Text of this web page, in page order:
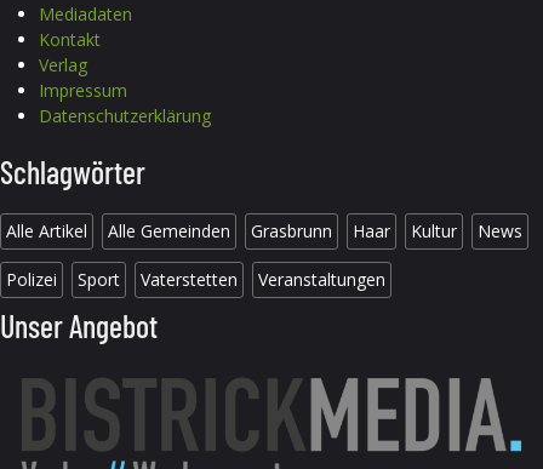
Mediadaten
Kontakt
Verlag
Impressum
Datenschutzerklärung
Schlagwörter
Alle Artikel Alle Gemeinden Grasbrunn Haar Kultur News
Polizei Sport Vaterstetten Veranstaltungen
Unser Angebot